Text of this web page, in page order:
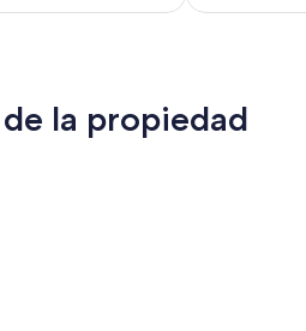
la propiedad